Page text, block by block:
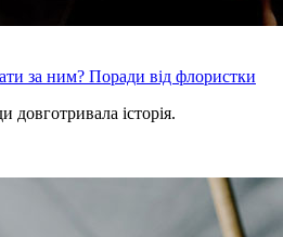
за ним? Поради від флористки
історія.